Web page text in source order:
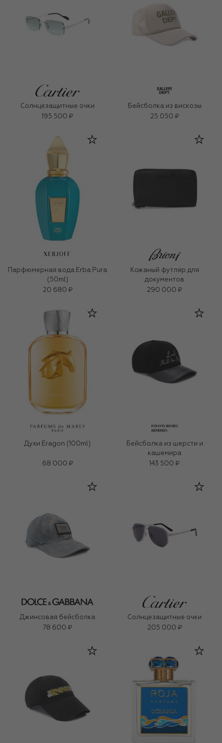
Солнцезащитные очки
195 500 ₽
Бейсболка из вискозы
25 050 ₽
XERJOFF
Парфюмерная вода Erba Pura
(50ml)
20 680 ₽
Кожаный футляр для
документов
290 000 ₽
Духи Eragon (100ml)
68 000 ₽
Бейсболка из шерсти и
кашемира
143 500 ₽
Джинсовая бейсболка
78 600 ₽
Солнцезащитные очки
205 000 ₽